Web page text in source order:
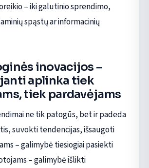
– iki galutinio sprendimo,
spąstų ar informacinių
inovacijos –
aplinka tiek
tiek pardavėjams
ne tik patogūs, bet ir padeda
suvokti tendencijas, išsaugoti
– galimybė tiesiogiai pasiekti
– galimybė išlikti